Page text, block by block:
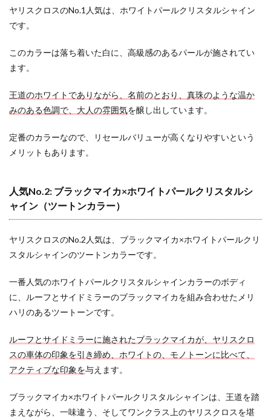
ヤリスクロスのNo.1人気は、ホワイトパールクリスタルシャイン
です。
このカラーは落ち着いた白に、高級感のあるパールが施されてい
ます。
王道のホワイトでありながら、名前のとおり、真珠のような温か
みのある色調で、大人の雰囲気を醸し出しています。
定番のカラーなので、リセールバリューが高くなりやすいという
メリットもあります。
人気No.2: ブラックマイカ×ホワイトパールクリスタルシ
ャイン（ツートンカラー）
ヤリスクロスのNo.2人気は、ブラックマイカ×ホワイトパールクリ
スタルシャインのツートンカラーです。
一番人気のホワイトパールクリスタルシャインカラーのボディ
に、ルーフとサイドミラーのブラックマイカを組み合わせたメリ
ハリのあるツートーンです。
ルーフとサイドミラーに施されたブラックマイカが、ヤリスクロ
スの車体の印象を引き締め、ホワイトの、モノトーンに比べて、
アクティブな印象を与えます。
ブラックマイカ×ホワイトパールクリスタルシャインは、王道を踏
まえながら、一味違う、そしてワンクラス上のヤリスクロスを堪